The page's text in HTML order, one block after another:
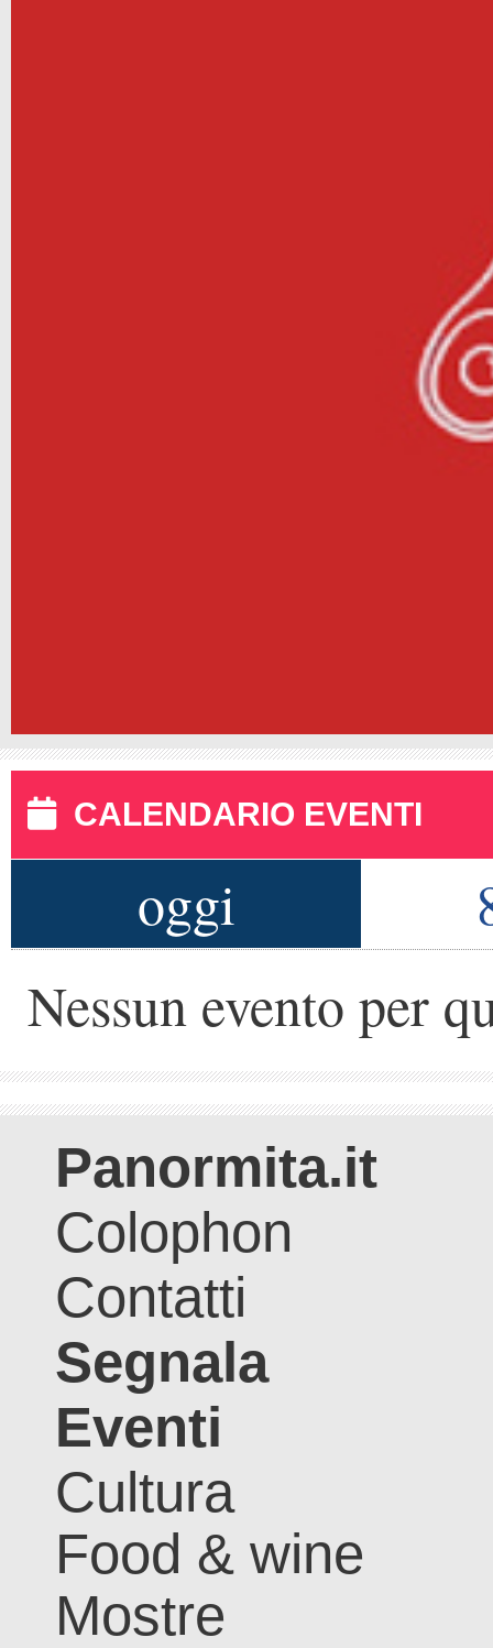
CALENDARIO EVENTI
oggi
Nessun evento per
Panormita.it
Colophon
Contatti
Segnala
Eventi
Cultura
Food & wine
Mostre